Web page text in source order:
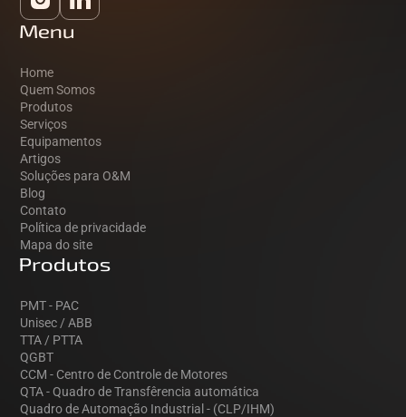
Menu
Home
Quem Somos
Produtos
Serviços
Equipamentos
Artigos
Soluções para O&M
Blog
Contato
Política de privacidade
Mapa do site
Produtos
PMT - PAC
Unisec / ABB
TTA / PTTA
QGBT
CCM - Centro de Controle de Motores
QTA - Quadro de Transfêrencia automática
Quadro de Automação Industrial - (CLP/IHM)